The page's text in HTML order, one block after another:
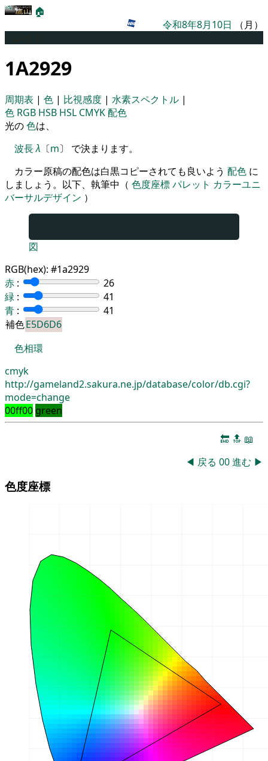
🏠
令和8年8月10日 （月）
1A2929
周期表 | 色 | 比視感度 | 水素スペクトル |
色 RGB HSB HSL CMYK配色
光の色は、
波長λ 〔m〕 で決まります。
カラー原稿の配色は白黒コピーされても良いよう 配色 に
しましょう。以下、執筆中（ 色度座標パレット カラーユニ
バーサルデザイン ）
図
RGB(hex): #1a2929
赤 :
26
緑 :
41
青 :
41
補色E5D6D6
色相環
cmyk
http://gameland2.sakura.ne.jp/database/color/db.cgi?
mode=change
00ff00 green
🔚 🔝 📖
◀ 戻る 00進む ▶
色度座標